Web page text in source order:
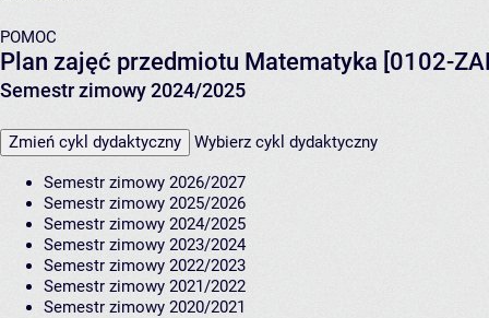
POMOC
Plan zajęć przedmiotu Matematyka [0102-
Semestr zimowy 2024/2025
Zmień cykl dydaktyczny Wybierz cykl dydaktyczny
Semestr zimowy 2026/2027
Semestr zimowy 2025/2026
Semestr zimowy 2024/2025
Semestr zimowy 2023/2024
Semestr zimowy 2022/2023
Semestr zimowy 2021/2022
Semestr zimowy 2020/2021